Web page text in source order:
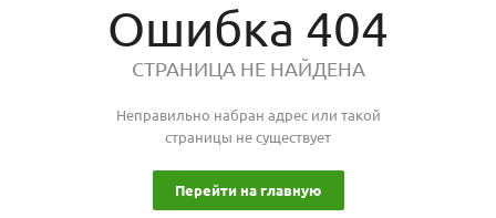
Ошибка 404
СТРАНИЦА НЕ НАЙДЕНА
Неправильно набран адрес или такой
страницы не существует
Перейти на главную